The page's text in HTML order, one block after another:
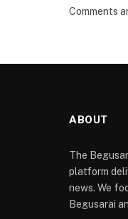
Comments
ABOUT
The
platform
news. We
Begusarai